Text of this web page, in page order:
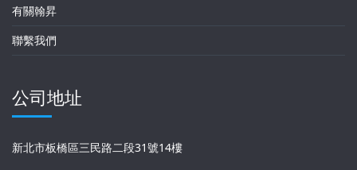
有關翰昇
聯繫我們
公司地址
新北市板橋區三民路二段31號14樓